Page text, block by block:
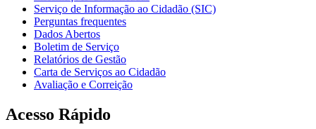
Serviço de Informação ao Cidadão (SIC)
Perguntas frequentes
Dados Abertos
Boletim de Serviço
Relatórios de Gestão
Carta de Serviços ao Cidadão
Avaliação e Correição
Acesso Rápido